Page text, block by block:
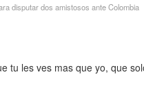
disputar dos amistosos ante Colombia
tu les ves mas que yo, que